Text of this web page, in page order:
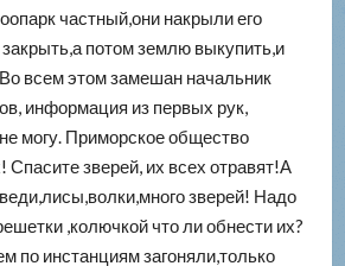
частный,они накрыли его
потом землю выкупить,и
всем этом замешан начальник
информация из первых рук,
могу. Приморское общество
зверей, их всех отравят!А
зверей! Надо
,колючкой что ли обнести их?
по инстанциям загоняли,только